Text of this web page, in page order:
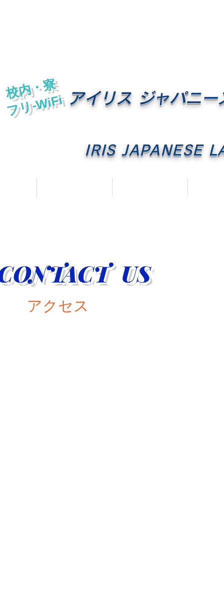
校内・寮
フリ-WiFi アイリス ジャパニ
IRIS JAPANESE
US
アクセス